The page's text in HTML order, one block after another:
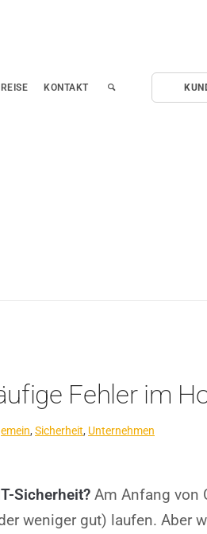
KONTAKT
Fehler im
, Sicherheit, Unternehmen
Sicherheit? Am Anfang von
weniger gut) laufen. Aber